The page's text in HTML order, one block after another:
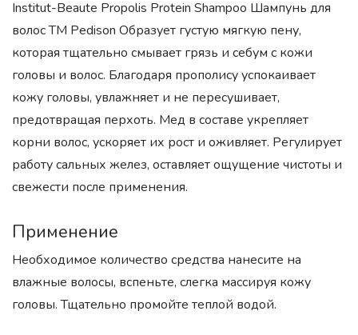
Institut-Beaute Propolis Protein Shampoo Шампунь для
волос ТМ Pedison Образует густую мягкую пену,
которая тщательно смывает грязь и себум с кожи
головы и волос. Благодаря прополису успокаивает
кожу головы, увлажняет и не пересушивает,
предотвращая перхоть. Мед в составе укрепляет
корни волос, ускоряет их рост и оживляет. Регулирует
работу сальных желез, оставляет ощущение чистоты и
свежести после применения.
Применение
Необходимое количество средства нанесите на
влажные волосы, вспеньте, слегка массируя кожу
головы. Тщательно промойте теплой водой.